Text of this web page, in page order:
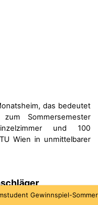
Sommer: Jetzt
das bedeutet
Sommersemester
und 100
Wien in unmittelbarer